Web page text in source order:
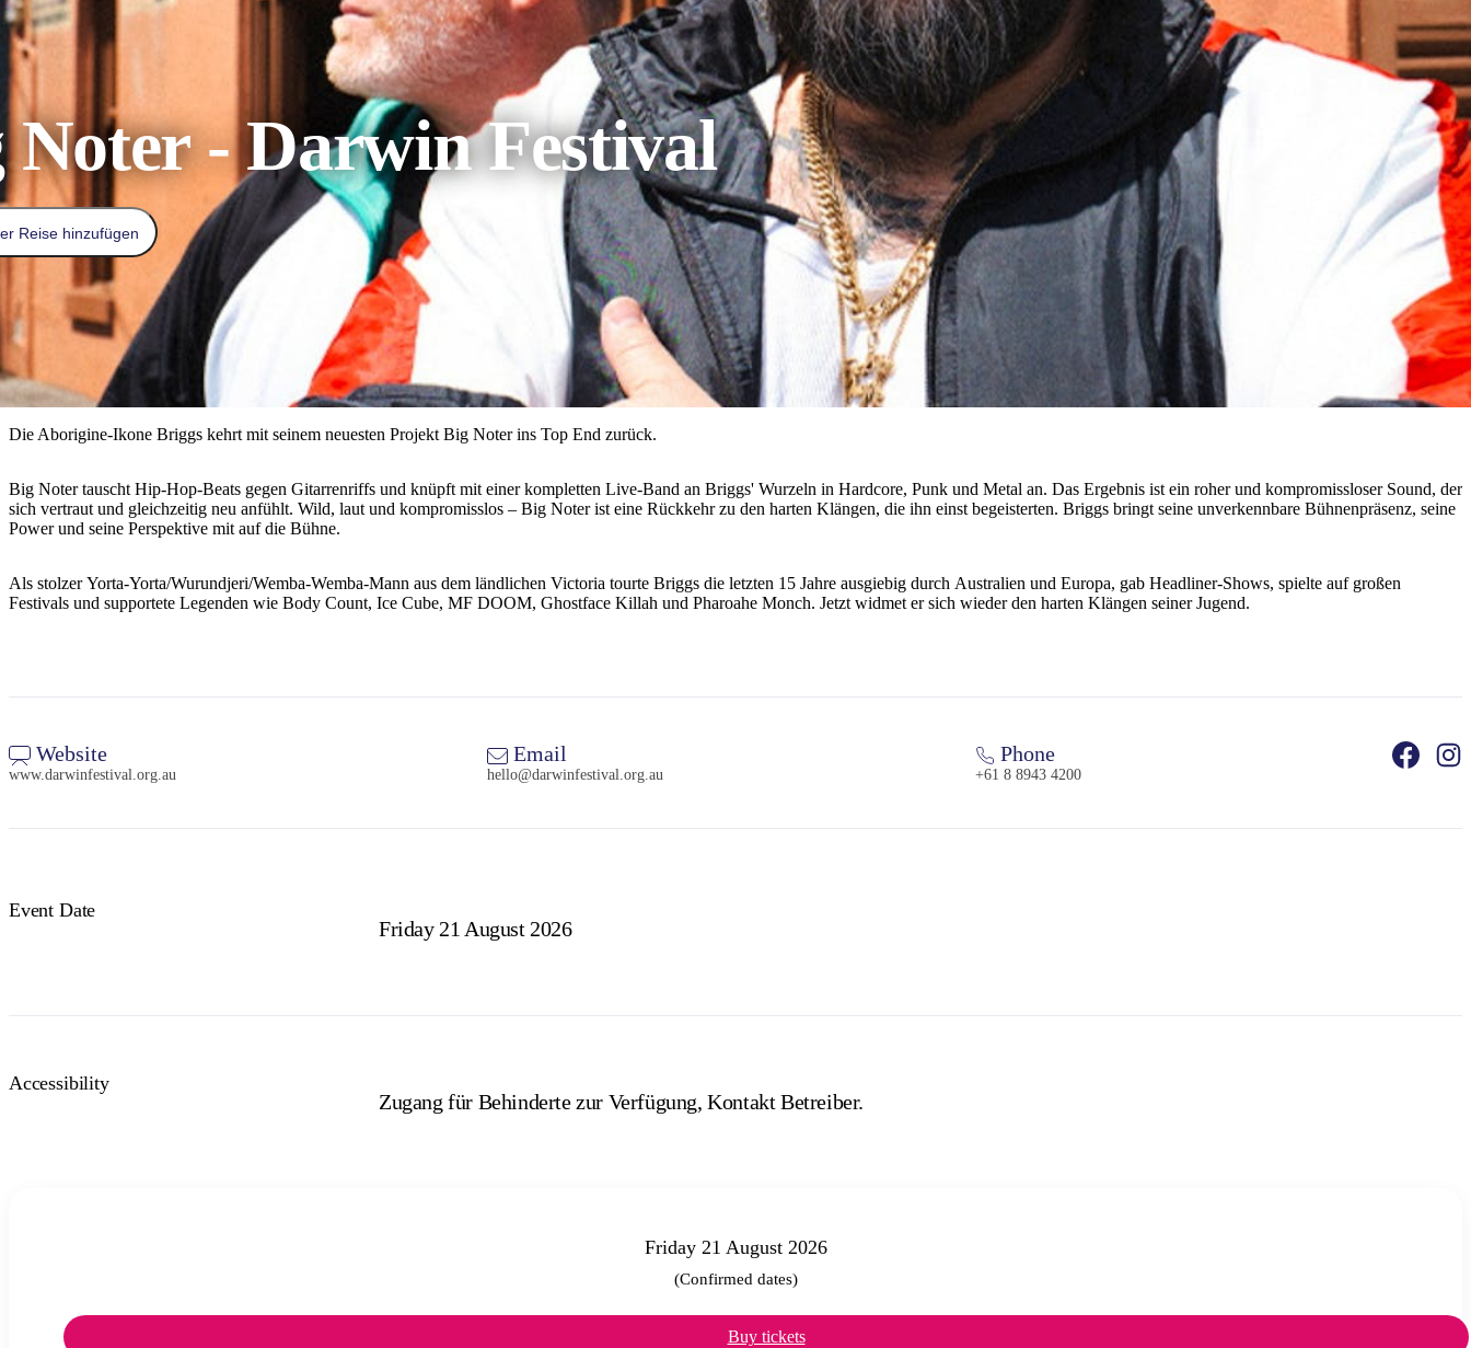
Noter - Darwin Festival
Reise hinzufügen
Die Aborigine-Ikone Briggs kehrt mit seinem neuesten Projekt Big Noter ins Top End zurück.
Big Noter tauscht Hip-Hop-Beats gegen Gitarrenriffs und knüpft mit einer kompletten Live-Band an Briggs' Wurzeln in Hardcore, Punk und Metal an. Das Ergebnis ist ein roher und kompromissloser Sound, der
sich vertraut und gleichzeitig neu anfühlt. Wild, laut und kompromisslos – Big Noter ist eine Rückkehr zu den harten Klängen, die ihn einst begeisterten. Briggs bringt seine unverkennbare Bühnenpräsenz, seine
Power und seine Perspektive mit auf die Bühne.
Als stolzer Yorta-Yorta/Wurundjeri/Wemba-Wemba-Mann aus dem ländlichen Victoria tourte Briggs die letzten 15 Jahre ausgiebig durch Australien und Europa, gab Headliner-Shows, spielte auf großen
Festivals und supportete Legenden wie Body Count, Ice Cube, MF DOOM, Ghostface Killah und Pharoahe Monch. Jetzt widmet er sich wieder den harten Klängen seiner Jugend.
Website
www.darwinfestival.org.au
Email
hello@darwinfestival.org.au
Phone
+61 8 8943 4200
Event Date
Friday 21 August 2026
Accessibility
Zugang für Behinderte zur Verfügung, Kontakt Betreiber.
Friday 21 August 2026
(Confirmed dates)
Buy tickets